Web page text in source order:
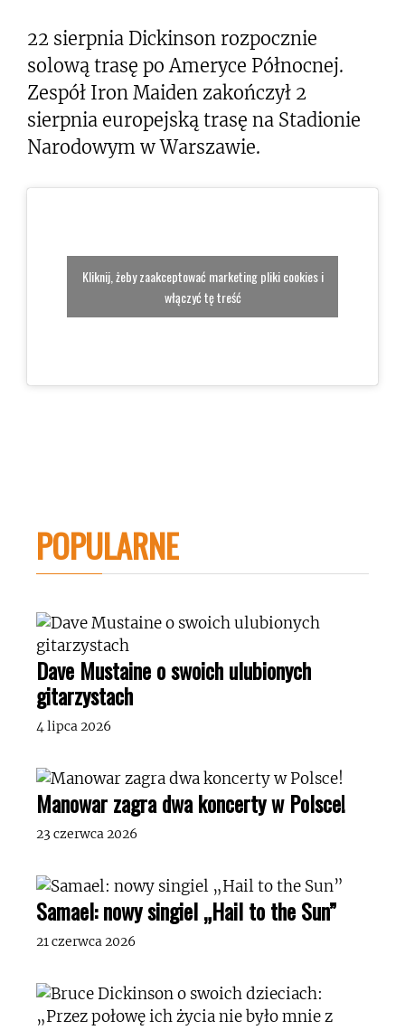
22 sierpnia Dickinson rozpocznie
solową trasę po Ameryce Północnej.
Zespół Iron Maiden zakończył 2
sierpnia europejską trasę na Stadionie
Narodowym w Warszawie.
Kliknij, żeby zaakceptować marketing pliki cookies i
włączyć tę treść
POPULARNE
Dave Mustaine o swoich ulubionych
gitarzystach
4 lipca 2026
Manowar zagra dwa koncerty w Polsce!
23 czerwca 2026
Samael: nowy singiel „Hail to the Sun”
21 czerwca 2026